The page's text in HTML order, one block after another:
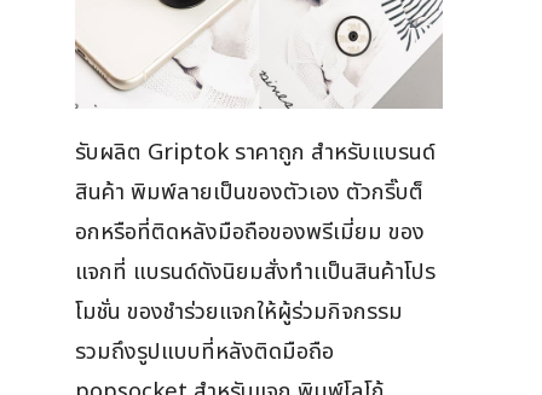
รับผลิต Griptok ราคาถูก สำหรับแบรนด์
สินค้า พิมพ์ลายเป็นของตัวเอง ตัวกริ๊บต็
อกหรือที่ติดหลังมือถือของพรีเมี่ยม ของ
แจกที่ แบรนด์ดังนิยมสั่งทำเเป็นสินค้าโปร
โมชั่น ของชำร่วยแจกให้ผู้ร่วมกิจกรรม
รวมถึงรูปแบบที่หลังติดมือถือ